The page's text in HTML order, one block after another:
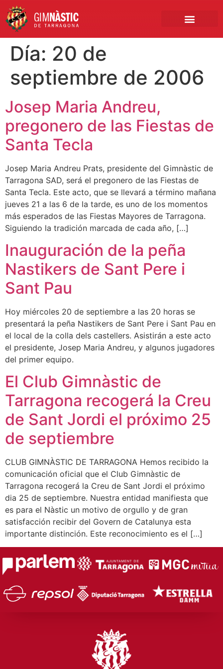
Día: 20 de
septiembre de 2006
Josep Maria Andreu,
pregonero de las Fiestas de
Santa Tecla
Josep Maria Andreu Prats, presidente del Gimnàstic de
Tarragona SAD, será el pregonero de las Fiestas de
Santa Tecla. Este acto, que se llevará a término mañana
jueves 21 a las 6 de la tarde, es uno de los momentos
más esperados de las Fiestas Mayores de Tarragona.
Siguiendo la tradición marcada de cada año, […]
Inauguración de la peña
Nastikers de Sant Pere i
Sant Pau
Hoy miércoles 20 de septiembre a las 20 horas se
presentará la peña Nastikers de Sant Pere i Sant Pau en
el local de la colla dels castellers. Asistirán a este acto
el presidente, Josep Maria Andreu, y algunos jugadores
del primer equipo.
El Club Gimnàstic de
Tarragona recogerá la Creu
de Sant Jordi el próximo 25
de septiembre
CLUB GIMNÀSTIC DE TARRAGONA Hemos recibido la
comunicación oficial que el Club Gimnàstic de
Tarragona recogerá la Creu de Sant Jordi el próximo
dia 25 de septiembre. Nuestra entidad manifiesta que
es para el Nàstic un motivo de orgullo y de gran
satisfacción recibir del Govern de Catalunya esta
importante distinción. Este reconocimiento es el […]